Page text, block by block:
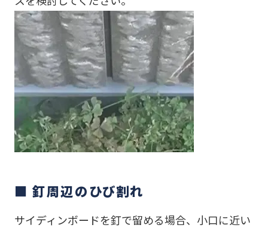
■ 釘周辺のひび割れ
サイディンボードを釘で留める場合、小口に近い